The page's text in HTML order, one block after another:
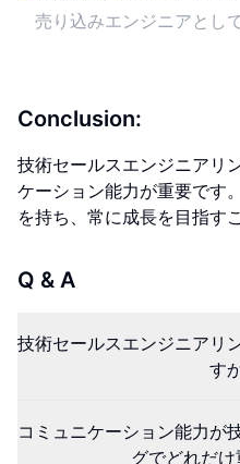
売り込みエンジニアとし
Conclusion:
技術セールスエンジニアリ
ケーション能力が重要です
を持ち、常に成長を目指す
Q & A
技術セールスエンジニアリ
す
コミュニケーション能力が
グでどれだけ